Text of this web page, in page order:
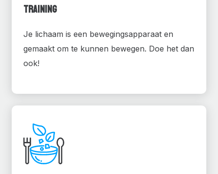
Training
Je lichaam is een bewegingsapparaat en
gemaakt om te kunnen bewegen. Doe het dan
ook!